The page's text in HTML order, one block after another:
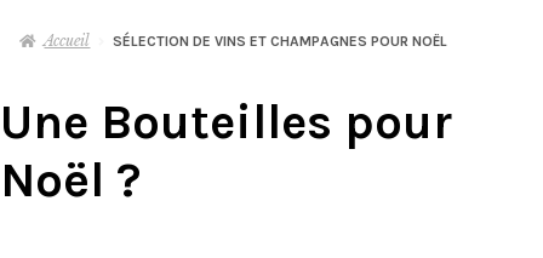
WHISKY
RHUM
GIN
Accueil SÉLECTION DE VINS ET CHAMPAGNES POUR NOËL
Une Bouteilles pour
Noël ?